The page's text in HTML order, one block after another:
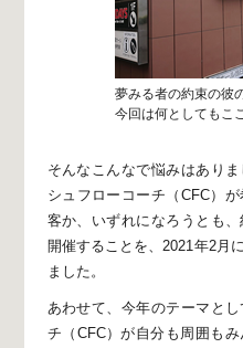
夢みる者の約束の彼
今回は何としてもこ
そんなこんなで悩みはあり
シュフローコーチ（CFC）が
客か、 いずれになろうとも、
開催することを、2021年2月に
ました。
あわせて、今年のテーマと
チ（CFC）が自分も周囲も